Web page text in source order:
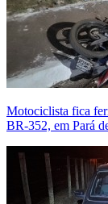
Motociclista fica
BR-352, em Pará